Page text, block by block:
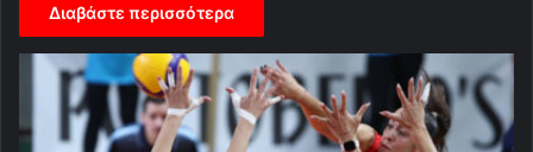
Διαβάστε περισσότερα